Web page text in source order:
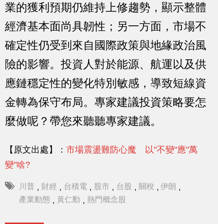
業的獲利預期仍維持上修趨勢，顯示整體
經濟基本面尚具韌性；另一方面，市場不
確定性仍受到來自國際政策與地緣政治風
險的影響。投資人對於能源、航運以及供
應鏈穩定性的變化特別敏感，導致短線資
金轉為保守布局。專家建議投資策略要怎
麼做呢？帶您來聽聽專家建議。
【原文出處】： 市場震盪難防心魔 以"不變"應"萬
變"啥?
川普 , 財經 , 台積電 , 股市 , 台股 , 關稅 , 伊朗 ,
產業動態 , 黃仁勳 , 熱門概念股